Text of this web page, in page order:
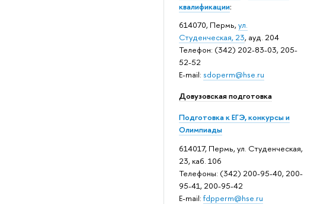
квалификации:
614070, Пермь,ул.
Студенческая, 23, ауд. 204
Телефон: (342) 202-83-03, 205-
52-52
E-mail: sdoperm@hse.ru
Довузовская подготовка
Подготовка к ЕГЭ, конкурсы и
Олимпиады
614017, Пермь, ул. Студенческая,
23, каб. 106
Телефоны: (342) 200-95-40, 200-
95-41, 200-95-42
E-mail: fdpperm@hse.ru